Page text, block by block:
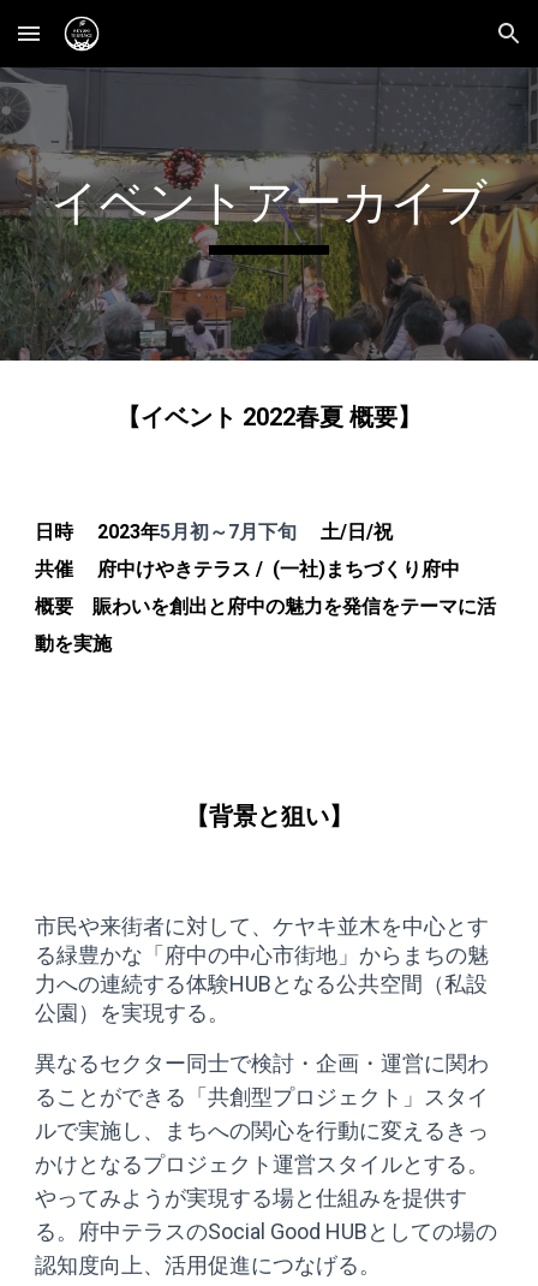
Skip to main content Skip to navigation
イベントアーカイブ
【イベント 2022春夏 概要】
日時 2023年5月初～7月下旬
土/日/祝
共催 府中けやきテラス / (一社)まちづくり府中
概要 賑わいを創出と府中の魅力を発信をテーマに活
動を実施
【背景と狙い】
市民や来街者に対して、ケヤキ並木を中心とす
る緑豊かな「府中の中心市街地」からまちの魅
力への連続する体験HUBとなる公共空間（私設
公園）を実現する。
異なるセクター同士で検討・企画・運営に関わ
ることができる「共創型プロジェクト」スタイ
ルで実施し、まちへの関心を行動に変えるきっ
かけとなるプロジェクト運営スタイルとする。
やってみようが実現する場と仕組みを提供す
る。府中テラスのSocial Good HUBとしての場の
認知度向上、活用促進につなげる。